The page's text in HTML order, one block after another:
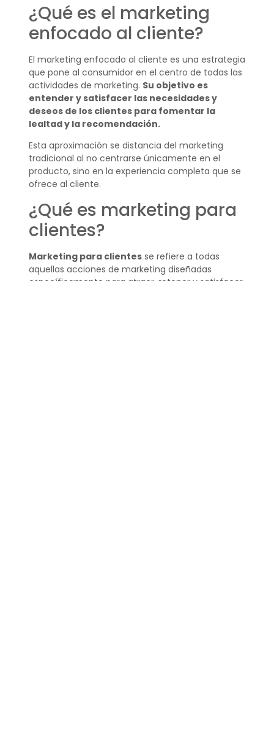
¿Qué es el marketing
enfocado al cliente?
El marketing enfocado al cliente es una estrategia
que pone al consumidor en el centro de todas las
actividades de marketing. Su objetivo es
entender y satisfacer las necesidades y
deseos de los clientes para fomentar la
lealtad y la recomendación.
Esta aproximación se distancia del marketing
tradicional al no centrarse únicamente en el
producto, sino en la experiencia completa que se
ofrece al cliente.
¿Qué es marketing para
clientes?
Marketing para clientesse refiere a todas
aquellas acciones de marketing diseñadas
específicamente para atraer, retener y satisfacer